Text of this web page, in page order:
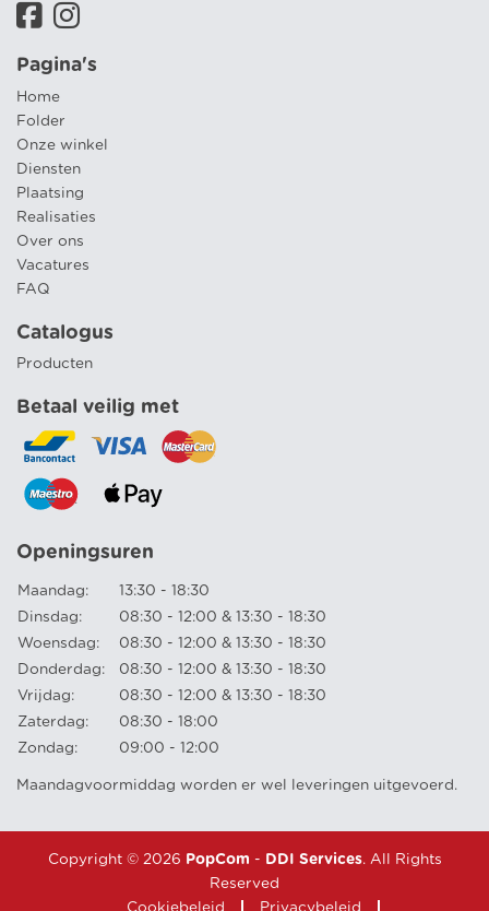
Pagina's
Home
Folder
Onze winkel
Diensten
Plaatsing
Realisaties
Over ons
Vacatures
FAQ
Catalogus
Producten
Betaal veilig met
Openingsuren
Maandag:
13:30 - 18:30
Dinsdag:
08:30 - 12:00 & 13:30 - 18:30
Woensdag:
08:30 - 12:00 & 13:30 - 18:30
Donderdag:
08:30 - 12:00 & 13:30 - 18:30
Vrijdag:
08:30 - 12:00 & 13:30 - 18:30
Zaterdag:
08:30 - 18:00
Zondag:
09:00 - 12:00
Maandagvoormiddag worden er wel leveringen uitgevoerd.
Copyright © 2026 PopCom - DDI Services. All Rights
Reserved